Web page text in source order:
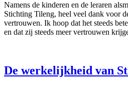
Namens de kinderen en de leraren
Stichting Tileng, heel veel dank voor
vertrouwen. Ik hoop dat het steeds
en dat zij steeds meer vertrouwen
De werkelijkheid van